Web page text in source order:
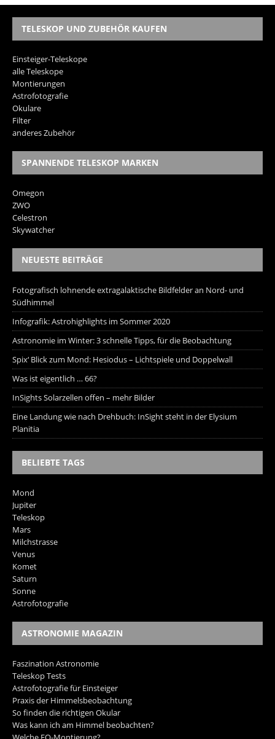
TELESKOP UND ZUBEHÖR KAUFEN
Einsteiger-Teleskope
alle Teleskope
Montierungen
Astrofotografie
Okulare
Filter
anderes Zubehör
SPANNENDE TELESKOP MARKEN
Omegon
ZWO
Celestron
Skywatcher
NEUESTE BEITRÄGE
Fotografisch lohnende extragalaktische Bildfelder an Nord- und
Südhimmel
Infografik: Astrohighlights im Sommer 2020
Astronomie im Winter: 3 schnelle Tipps, für die Beobachtung
Spix‘ Blick zum Mond: Hesiodus – Lichtspiele und Doppelwall
Was ist eigentlich … 66?
InSights Solarzellen offen – mehr Bilder
Eine Landung wie nach Drehbuch: InSight steht in der Elysium
Planitia
BELIEBTE TAGS
Mond
Jupiter
Teleskop
Mars
Milchstrasse
Venus
Komet
Saturn
Sonne
Astrofotografie
ASTRONOMIE MAGAZIN
Faszination Astronomie
Teleskop Tests
Astrofotografie für Einsteiger
Praxis der Himmelsbeobachtung
So finden die richtigen Okular
Was kann ich am Himmel beobachten?